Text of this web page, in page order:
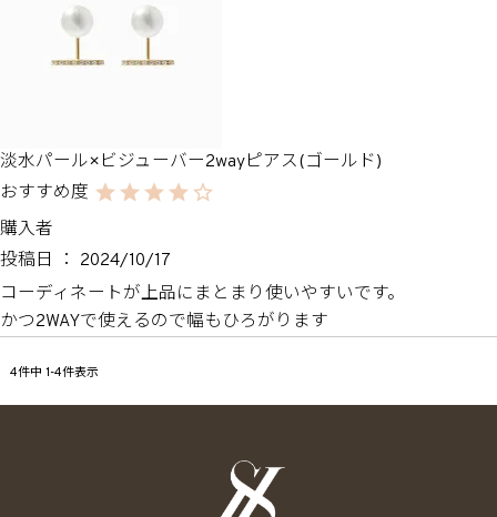
淡水パール×ビジューバー2wayピアス(ゴールド)
購入者
投稿日
2024/10/17
コーディネートが上品にまとまり使いやすいです。
かつ2WAYで使えるので幅もひろがります
4件中 1-4件表示